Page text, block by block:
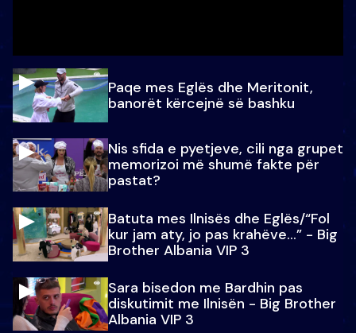
Paqe mes Eglës dhe Meritonit,
banorët kërcejnë së bashku
Nis sfida e pyetjeve, cili nga grupet
memorizoi më shumë fakte për
pastat?
Batuta mes Ilnisës dhe Eglës/“Fol
kur jam aty, jo pas krahëve…” - Big
Brother Albania VIP 3
Sara bisedon me Bardhin pas
diskutimit me Ilnisën - Big Brother
Albania VIP 3